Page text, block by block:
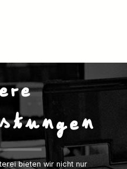
bieten wir nicht nur